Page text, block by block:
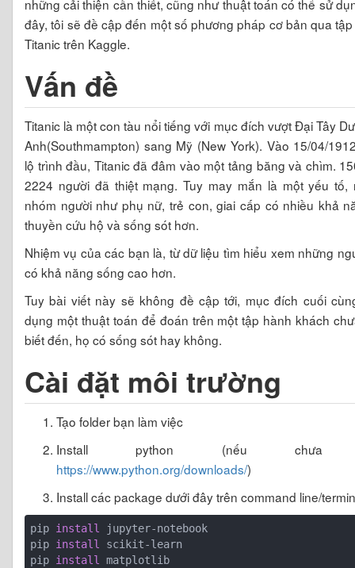
những cải thiện cần thiết, cũng như thuật toán có thể sử
đây, tôi sẽ đề cập đến một số phương pháp cơ bản qua
Titanic trên Kaggle.
Vấn đề
Titanic là một con tàu nổi tiếng với mục đích vượt Đại Tây
Anh(Southmampton) sang Mỹ (New York). Vào 15/04/
lộ trình đầu, Titanic đã đâm vào một tảng băng và chìm.
2224 người đã thiệt mạng. Tuy may mắn là một yếu tố,
nhóm người như phụ nữ, trẻ con, giai cấp có nhiều khả
thuyền cứu hộ và sống sót hơn.
Nhiệm vụ của các bạn là, từ dữ liệu tìm hiểu xem những
có khả năng sống cao hơn.
Tuy bài viết này sẽ không đề cập tới, mục đích cuối
dụng một thuật toán để đoán trên một tập hành khách
biết đến, họ có sống sót hay không.
Cài đặt môi trường
Tạo folder bạn làm việc
Install python (nếu chưa
https://www.python.org/downloads/)
Install các package dưới đây trên command line/
pip install
jupyter-notebook
pip install
scikit-learn
pip install
matplotlib